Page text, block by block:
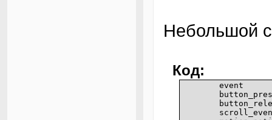
Небольшой
Код:
event